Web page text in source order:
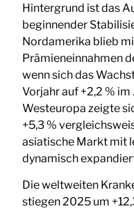
Hintergrund ist das
beginnender
Nordamerika blieb
Prämieneinnahmen
wenn sich das
Vorjahr auf +2,2 %
Westeuropa zeigte
+5,3 %
asiatische Markt mit
dynamisch
Die weltweiten
stiegen 2025 um